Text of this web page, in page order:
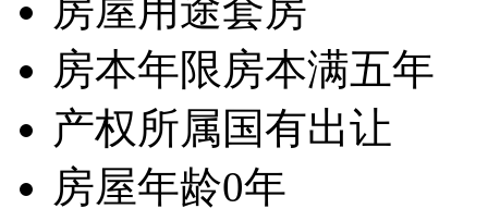
房屋用途套房
房本年限 房本满五年
产权所属国有出让
房屋年龄0年